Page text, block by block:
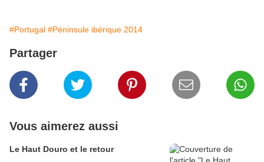
#Portugal #Péninsule ibérique 2014
Partager
Vous aimerez aussi
Le Haut Douro et le retour